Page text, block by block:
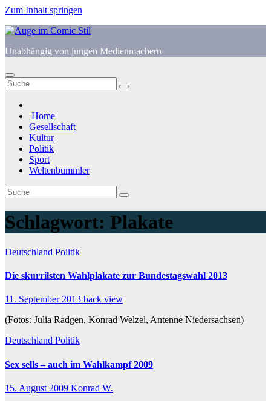
Zum Inhalt springen
Unabhängig von jungen Medienmachern
Home
Gesellschaft
Kultur
Politik
Sport
Weltenbummler
Schlagwort: Plakate
Deutschland Politik
Die skurrilsten Wahlplakate zur Bundestagswahl 2013
11. September 2013 back view
(Fotos: Julia Radgen, Konrad Welzel, Antenne Niedersachsen)
Deutschland Politik
Sex sells – auch im Wahlkampf 2009
15. August 2009 Konrad W.